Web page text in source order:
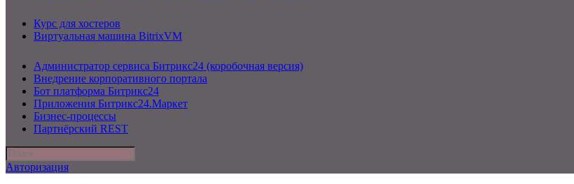
Курс для хостеров
Виртуальная машина BitrixVM
Администратор сервиса Битрикс24 (коробочная версия)
Внедрение корпоративного портала
Бот платформа Битрикс24
Приложения Битрикс24.Маркет
Бизнес-процессы
Партнёрский REST
Авторизация